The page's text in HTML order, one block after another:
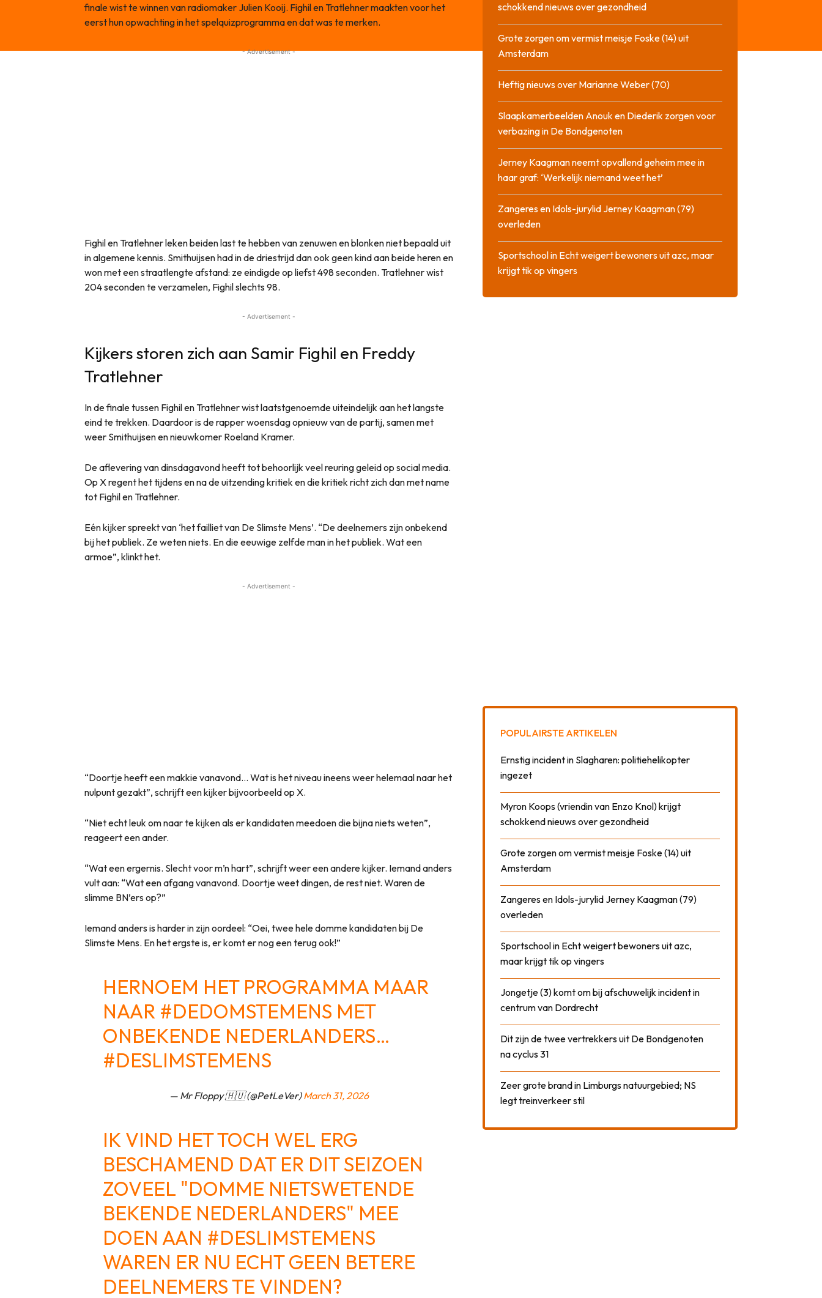
finale wist te winnen van radiomaker Julien Kooij. Fighil en Tratlehner maakten voor het
eerst hun opwachting in het spelquizprogramma en dat was te merken.
- Advertisement -
Fighil en Tratlehner leken beiden last te hebben van zenuwen en blonken niet bepaald uit
in algemene kennis. Smithuijsen had in de driestrijd dan ook geen kind aan beide heren en
won met een straatlengte afstand: ze eindigde op liefst 498 seconden. Tratlehner wist
204 seconden te verzamelen, Fighil slechts 98.
- Advertisement -
Kijkers storen zich aan Samir Fighil en Freddy
Tratlehner
In de finale tussen Fighil en Tratlehner wist laatstgenoemde uiteindelijk aan het langste
eind te trekken. Daardoor is de rapper woensdag opnieuw van de partij, samen met
weer Smithuijsen en nieuwkomer Roeland Kramer.
De aflevering van dinsdagavond heeft tot behoorlijk veel reuring geleid op social media.
Op X regent het tijdens en na de uitzending kritiek en die kritiek richt zich dan met name
tot Fighil en Tratlehner.
Eén kijker spreekt van ‘het failliet van De Slimste Mens’. “De deelnemers zijn onbekend
bij het publiek. Ze weten niets. En die eeuwige zelfde man in het publiek. Wat een
armoe”, klinkt het.
- Advertisement -
“Doortje heeft een makkie vanavond… Wat is het niveau ineens weer helemaal naar het
nulpunt gezakt”, schrijft een kijker bijvoorbeeld op X.
“Niet echt leuk om naar te kijken als er kandidaten meedoen die bijna niets weten”,
reageert een ander.
“Wat een ergernis. Slecht voor m’n hart”, schrijft weer een andere kijker. Iemand anders
vult aan: “Wat een afgang vanavond. Doortje weet dingen, de rest niet. Waren de
slimme BN’ers op?”
Iemand anders is harder in zijn oordeel: “Oei, twee hele domme kandidaten bij De
Slimste Mens. En het ergste is, er komt er nog een terug ook!”
HERNOEM HET PROGRAMMA MAAR
NAAR #DEDOMSTEMENS MET
ONBEKENDE NEDERLANDERS…
#DESLIMSTEMENS
— Mr Floppy 🇭🇺 (@PetLeVer)March 31, 2026
IK VIND HET TOCH WEL ERG
BESCHAMEND DAT ER DIT SEIZOEN
ZOVEEL "DOMME NIETSWETENDE
BEKENDE NEDERLANDERS" MEE
DOEN AAN #DESLIMSTEMENS
WAREN ER NU ECHT GEEN BETERE
DEELNEMERS TE VINDEN?
schokkend nieuws over gezondheid
Grote zorgen om vermist meisje Foske (14) uit
Amsterdam
Heftig nieuws over Marianne Weber (70)
Slaapkamerbeelden Anouk en Diederik zorgen voor
verbazing in De Bondgenoten
Jerney Kaagman neemt opvallend geheim mee in
haar graf: ‘Werkelijk niemand weet het’
Zangeres en Idols-jurylid Jerney Kaagman (79)
overleden
Sportschool in Echt weigert bewoners uit azc, maar
krijgt tik op vingers
POPULAIRSTE ARTIKELEN
Ernstig incident in Slagharen: politiehelikopter
ingezet
Myron Koops (vriendin van Enzo Knol) krijgt
schokkend nieuws over gezondheid
Grote zorgen om vermist meisje Foske (14) uit
Amsterdam
Zangeres en Idols-jurylid Jerney Kaagman (79)
overleden
Sportschool in Echt weigert bewoners uit azc,
maar krijgt tik op vingers
Jongetje (3) komt om bij afschuwelijk incident in
centrum van Dordrecht
Dit zijn de twee vertrekkers uit De Bondgenoten
na cyclus 31
Zeer grote brand in Limburgs natuurgebied; NS
legt treinverkeer stil